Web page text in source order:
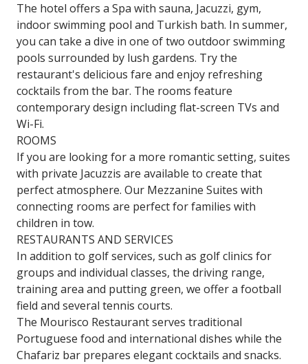
The hotel offers a Spa with sauna, Jacuzzi, gym,
indoor swimming pool and Turkish bath. In summer,
you can take a dive in one of two outdoor swimming
pools surrounded by lush gardens. Try the
restaurant's delicious fare and enjoy refreshing
cocktails from the bar. The rooms feature
contemporary design including flat-screen TVs and
Wi-Fi.
ROOMS
If you are looking for a more romantic setting, suites
with private Jacuzzis are available to create that
perfect atmosphere. Our Mezzanine Suites with
connecting rooms are perfect for families with
children in tow.
RESTAURANTS AND SERVICES
In addition to golf services, such as golf clinics for
groups and individual classes, the driving range,
training area and putting green, we offer a football
field and several tennis courts.
The Mourisco Restaurant serves traditional
Portuguese food and international dishes while the
Chafariz bar prepares elegant cocktails and snacks.